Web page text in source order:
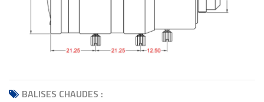
BALISES CHAUDES :